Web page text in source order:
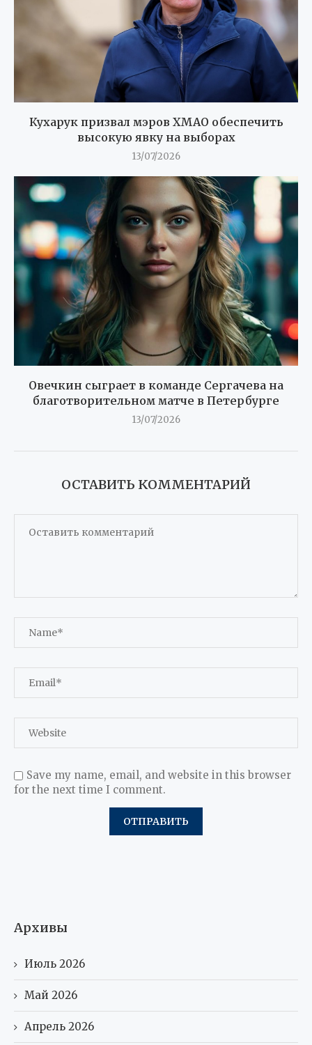
Кухарук призвал мэров ХМАО обеспечить
высокую явку на выборах
13/07/2026
Овечкин сыграет в команде Сергачева на
благотворительном матче в Петербурге
13/07/2026
ОСТАВИТЬ КОММЕНТАРИЙ
Save my name, email, and website in this browser
for the next time I comment.
Архивы
Июль 2026
Май 2026
Апрель 2026